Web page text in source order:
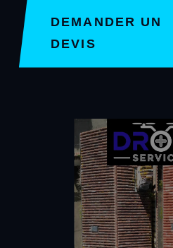
DEMANDER UN
DEVIS